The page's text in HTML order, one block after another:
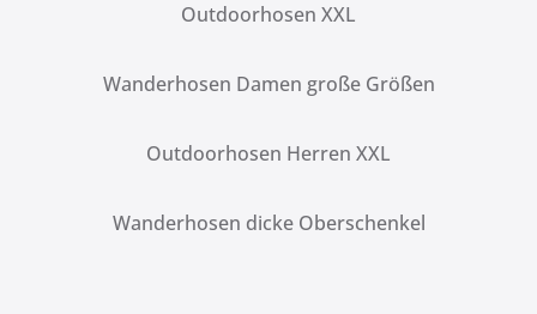
Outdoorhosen XXL
Wanderhosen Damen große Größen
Outdoorhosen Herren XXL
Wanderhosen dicke Oberschenkel